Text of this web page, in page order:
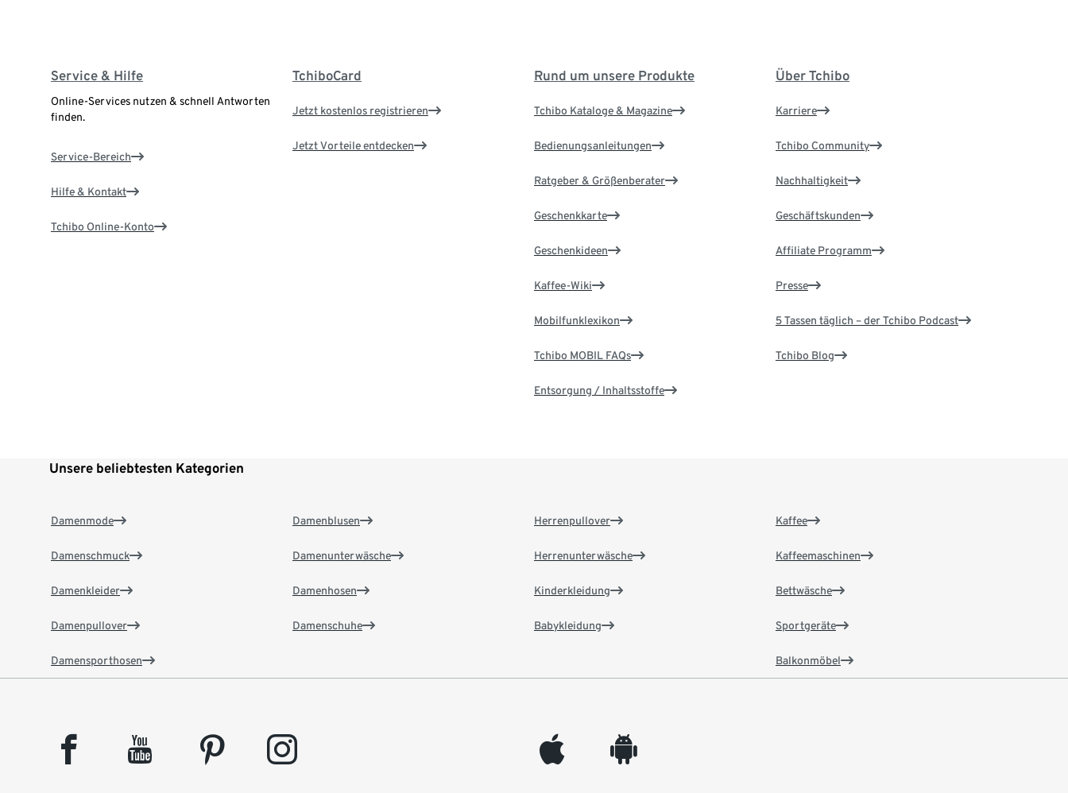
Service & Hilfe
Online-Services nutzen & schnell Antworten
finden.
Service-Bereich
Hilfe & Kontakt
Tchibo Online-Konto
TchiboCard
Jetzt kostenlos registrieren
Jetzt Vorteile entdecken
Rund um unsere Produkte
Tchibo Kataloge & Magazine
Bedienungsanleitungen
Ratgeber & Größenberater
Geschenkkarte
Geschenkideen
Kaffee-Wiki
Mobilfunklexikon
Tchibo MOBIL FAQs
Entsorgung / Inhaltsstoffe
Über Tchibo
Karriere
Tchibo Community
Nachhaltigkeit
Geschäftskunden
Affiliate Programm
Presse
5 Tassen täglich – der Tchibo Podcast
Tchibo Blog
Unsere beliebtesten Kategorien
Damenmode
Damenschmuck
Damenkleider
Damenpullover
Damensporthosen
Damenblusen
Damenunterwäsche
Damenhosen
Damenschuhe
Herrenpullover
Herrenunterwäsche
Kinderkleidung
Babykleidung
Kaffee
Kaffeemaschinen
Bettwäsche
Sportgeräte
Balkonmöbel
facebook youtube pinterest instagram appleinc android